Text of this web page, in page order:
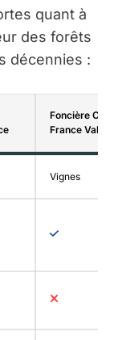
quant à
des forêts
décennies :
Foncière
France Valley
Vignes